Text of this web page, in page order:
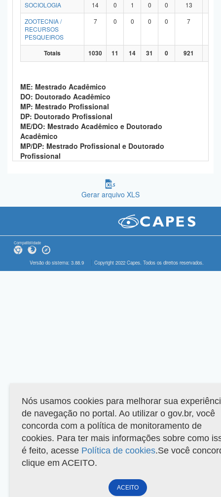
SOCIOLOGIA
14 0 1 0 0 13
ZOOTECNIA /
RECURSOS
PESQUEIROS
7 0 0 0 0 7
Totais 1030 11 14 31 0 921
ME: Mestrado Acadêmico
DO: Doutorado Acadêmico
MP: Mestrado Profissional
DP: Doutorado Profissional
ME/DO: Mestrado Acadêmico e Doutorado
Acadêmico
MP/DP: Mestrado Profissional e Doutorado
Profissional
Gerar arquivo XLS
Compatibilidade
Versão do sistema: 3.88.9 Copyright 2022 Capes. Todos os direitos reservados.
Nós usamos cookies para melhorar sua
de navegação no portal. Ao utilizar o gov.br, você
concorda com a política de monitoramento de
cookies. Para ter mais informações sobre como
é feito, acesse Política de cookies.Se você
clique em ACEITO.
ACEITO